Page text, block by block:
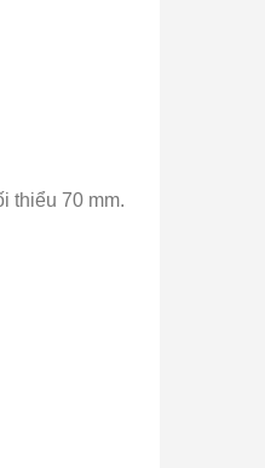
thiểu 70 mm.